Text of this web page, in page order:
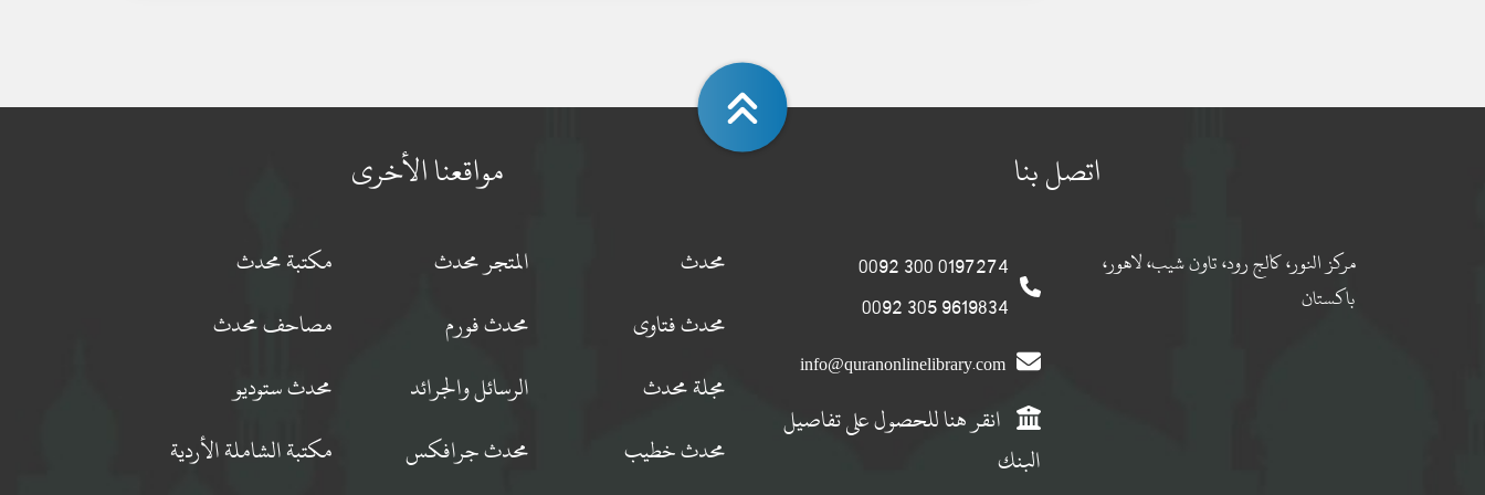
اتصل بنا
مركز النور، كالج رود، تاون شيب، لاهور،
باكستان
0197274 300 0092
9619834 305 0092
info@quranonlinelibrary.com
انقر هنا للحصول على تفاصيل
البنك
مواقعنا الأخرى
محدث المتجر محدث
مكتبة محدث
محدث فتاوى
محدث فورم
مصاحف محدث
مجلة محدث
الرسائل والجرائد
محدث ستوديو
محدث خطيب
محدث جرافكس مكتبة الشاملة الأردية